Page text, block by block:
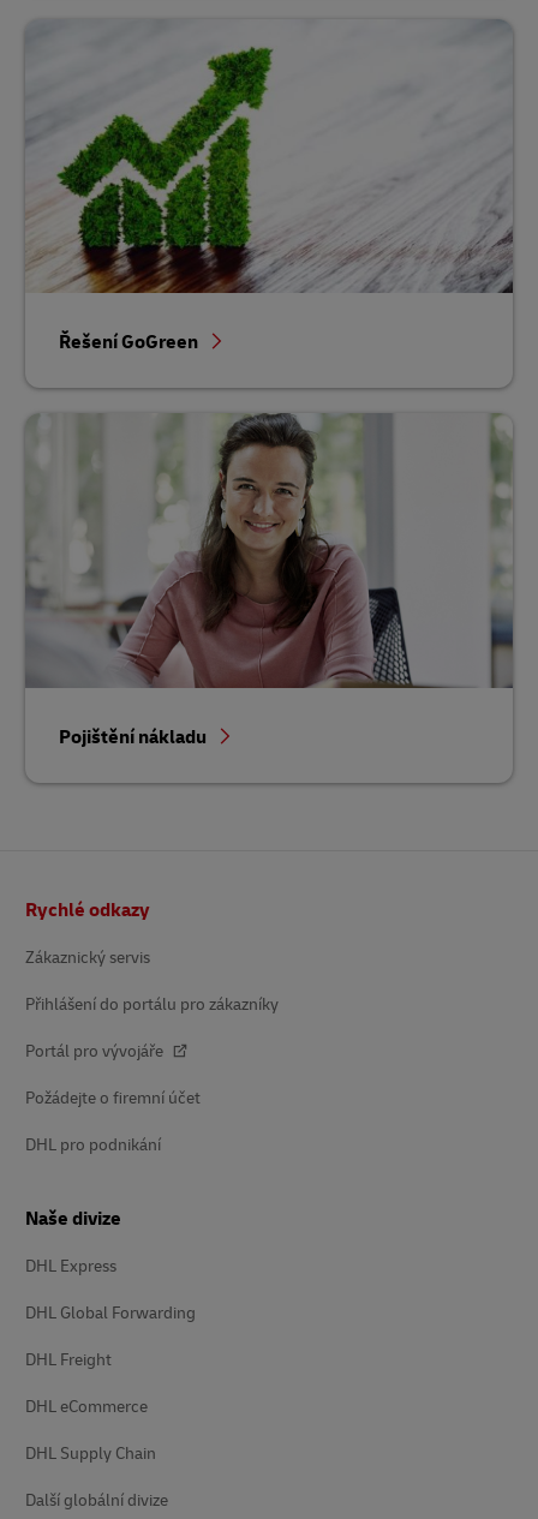
Řešení GoGreen
Pojištění nákladu
Rychlé odkazy
Zákaznický servis
Přihlášení do portálu pro zákazníky
Portál pro vývojáře
Požádejte o firemní účet
DHL pro podnikání
Naše divize
DHL Express
DHL Global Forwarding
DHL Freight
DHL eCommerce
DHL Supply Chain
Další globální divize